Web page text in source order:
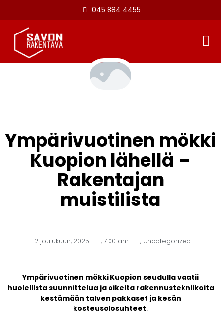
045 884 4455
Ympärivuotinen mökki
Kuopion lähellä –
Rakentajan
muistilista
2 joulukuun, 2025 ,7:00 am , Uncategorized
Ympärivuotinen mökki Kuopion seudulla vaatii
huolellista suunnittelua ja oikeita rakennustekniikoita
kestämään talven pakkaset ja kesän
kosteusolosuhteet.